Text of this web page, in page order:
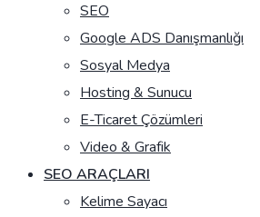
SEO
Google ADS Danışmanlığı
Sosyal Medya
Hosting & Sunucu
E-Ticaret Çözümleri
Video & Grafik
SEO ARAÇLARI
Kelime Sayacı